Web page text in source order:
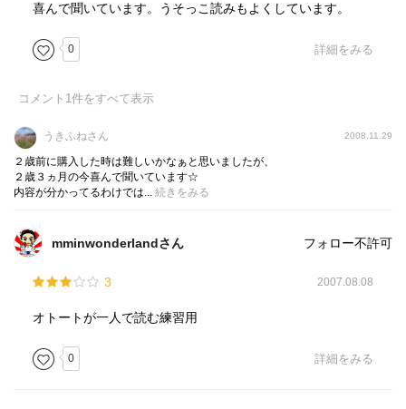
喜んで聞いています。うそっこ読みもよくしています。
0 詳細をみる
コメント 1件をすべて表示
うきふねさん 2008.11.29
２歳前に購入した時は難しいかなぁと思いましたが、
２歳３ヵ月の今喜んで聞いています☆
内容が分かってるわけでは... 続きをみる
mminwonderlandさん フォロー不許可
3 2007.08.08
オトートが一人で読む練習用
0 詳細をみる